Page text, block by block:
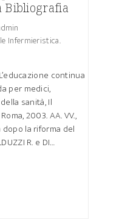
Bibliografia
Infermieristica.
continua
per medici,
sanità, Il
2003. AA. VV.,
la riforma del
R. e DI…